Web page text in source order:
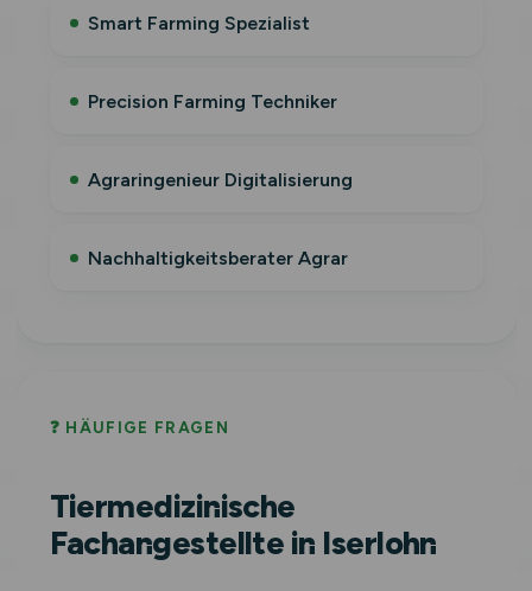
Smart Farming Spezialist
Precision Farming Techniker
Agraringenieur Digitalisierung
Nachhaltigkeitsberater Agrar
❓ HÄUFIGE FRAGEN
Tiermedizinische
Fachangestellte in Iserlohn